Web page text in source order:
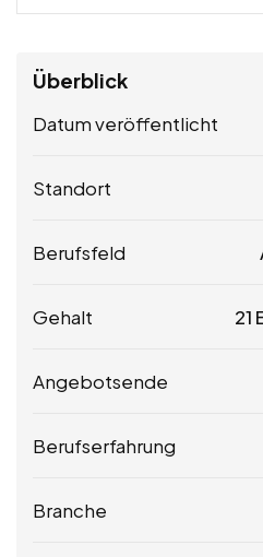
Überblick
Datum veröffentlicht
Standort
Berufsfeld
Gehalt 21
Angebotsende
Berufserfahrung
Branche